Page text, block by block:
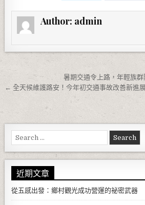
Author: admin
文章導覽
暑期交通令上路，年輕族
← 全天候維護路安！今年初交通事故改善新進
Search for:
近期文章
從五感出發：鄉村觀光成功營運的祕密武器